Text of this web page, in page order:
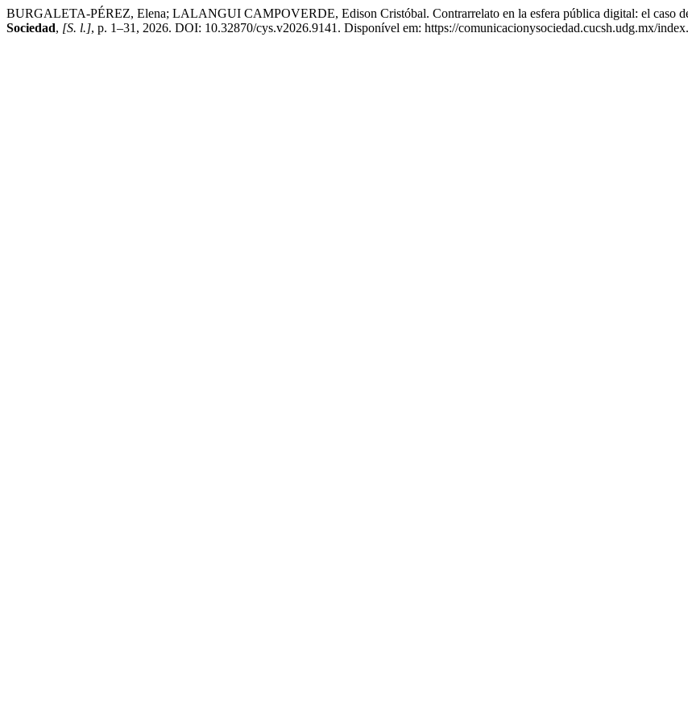
BURGALETA-PÉREZ, Elena; LALANGUI CAMPOVERDE, Edison Cristóbal. Contrarrelato en la esfera pública digital: el caso
Sociedad, [S. l.], p. 1–31, 2026. DOI: 10.32870/cys.v2026.9141. Disponível em: https://comunicacionysociedad.cucsh.udg.mx/